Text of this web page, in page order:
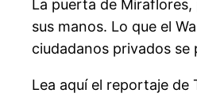
La puerta de
sus manos. Lo que el
ciudadanos privados se
Lea aquí el reportaje de